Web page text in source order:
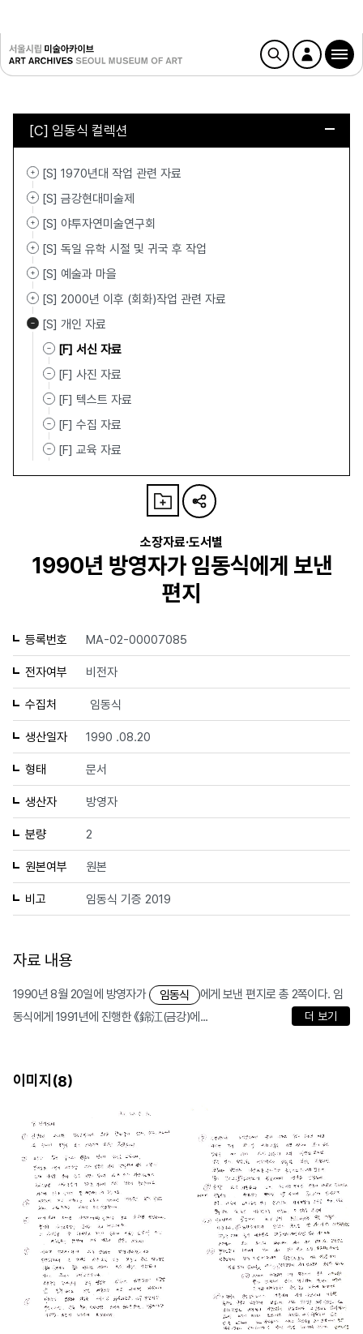
[C] 임동식 컬렉션
[S] 1970년대 작업 관련 자료
[S] 금강현대미술제
[S] 야투자연미술연구회
[S] 독일 유학 시절 및 귀국 후 작업
[S] 예술과 마을
[S] 2000년 이후 (회화)작업 관련 자료
[S] 개인 자료
[F] 서신 자료
[F] 사진 자료
[F] 텍스트 자료
[F] 수집 자료
[F] 교육 자료
소장자료·도서별
1990년 방영자가 임동식에게 보낸
편지
등록번호 MA-02-00007085
전자여부 비전자
수집처 임동식
생산일자 1990 .08.20
형태 문서
생산자 방영자
분량 2
원본여부 원본
비고 임동식 기증 2019
자료 내용
1990년 8월 20일에 방영자가 임동식
에게 보낸 편지로 총 2쪽이다. 임
동식에게 1991년에 진행한 《錦江(금강)에...
더 보기
이미지(8)